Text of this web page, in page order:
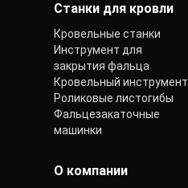
Станки для кровли
Кровельные станки
Инструмент для
закрытия фальца
Кровельный инструмент
Роликовые листогибы
Фальцезакаточные
машинки
О компании